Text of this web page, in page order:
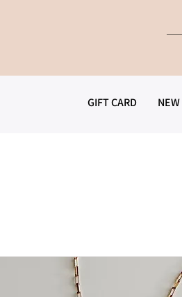
NEW
GIFT CARD